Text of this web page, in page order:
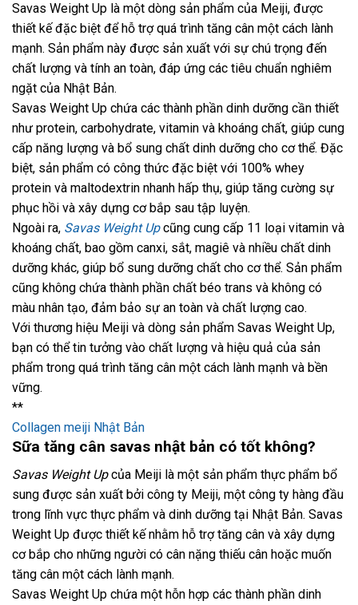
Savas Weight Up là một dòng sản phẩm của Meiji, được
thiết kế đặc biệt để hỗ trợ quá trình tăng cân một cách lành
mạnh. Sản phẩm này được sản xuất với sự chú trọng đến
chất lượng và tính an toàn, đáp ứng các tiêu chuẩn nghiêm
ngặt của Nhật Bản.
Savas Weight Up chứa các thành phần dinh dưỡng cần thiết
như protein, carbohydrate, vitamin và khoáng chất, giúp cung
cấp năng lượng và bổ sung chất dinh dưỡng cho cơ thể. Đặc
biệt, sản phẩm có công thức đặc biệt với 100% whey
protein và maltodextrin nhanh hấp thụ, giúp tăng cường sự
phục hồi và xây dựng cơ bắp sau tập luyện.
Ngoài ra, Savas Weight Upcũng cung cấp 11 loại vitamin và
khoáng chất, bao gồm canxi, sắt, magiê và nhiều chất dinh
dưỡng khác, giúp bổ sung dưỡng chất cho cơ thể. Sản phẩm
cũng không chứa thành phần chất béo trans và không có
màu nhân tạo, đảm bảo sự an toàn và chất lượng cao.
Với thương hiệu Meiji và dòng sản phẩm Savas Weight Up,
bạn có thể tin tưởng vào chất lượng và hiệu quả của sản
phẩm trong quá trình tăng cân một cách lành mạnh và bền
vững.
**
Collagen meiji Nhật Bản
Sữa tăng cân savas nhật bản có tốt không?
Savas Weight Upcủa Meiji là một sản phẩm thực phẩm bổ
sung được sản xuất bởi công ty Meiji, một công ty hàng đầu
trong lĩnh vực thực phẩm và dinh dưỡng tại Nhật Bản. Savas
Weight Up được thiết kế nhằm hỗ trợ tăng cân và xây dựng
cơ bắp cho những người có cân nặng thiếu cân hoặc muốn
tăng cân một cách lành mạnh.
Savas Weight Up chứa một hỗn hợp các thành phần dinh